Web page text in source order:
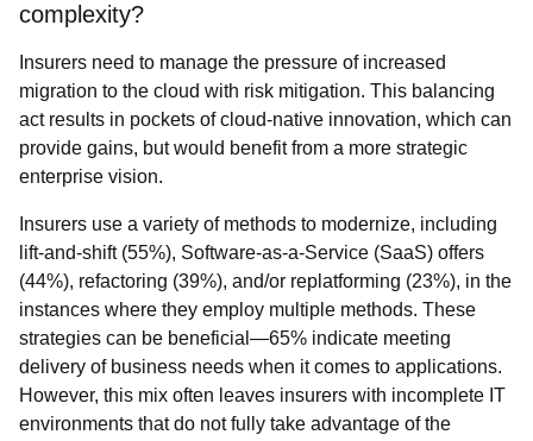
complexity?
Insurers need to manage the pressure of increased
migration to the cloud with risk mitigation. This balancing
act results in pockets of cloud-native innovation, which can
provide gains, but would benefit from a more strategic
enterprise vision.
Insurers use a variety of methods to modernize, including
lift-and-shift (55%), Software-as-a-Service (SaaS) offers
(44%), refactoring (39%), and/or replatforming (23%), in the
instances where they employ multiple methods. These
strategies can be beneficial—65% indicate meeting
delivery of business needs when it comes to applications.
However, this mix often leaves insurers with incomplete IT
environments that do not fully take advantage of the